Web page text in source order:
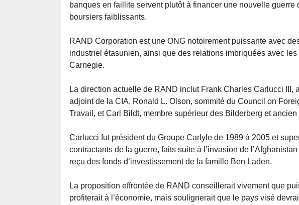
banques en faillite servent plutôt à financer une nouvelle guerre
boursiers faiblissants.
RAND Corporation est une ONG notoirement puissante avec
industriel étasunien, ainsi que des relations imbriquées avec
Carnegie.
La direction actuelle de RAND inclut Frank Charles Carlucci III,
adjoint de la CIA, Ronald L. Olson, sommité du Council on
Travail, et Carl Bildt, membre supérieur des Bilderberg et
Carlucci fut président du Groupe Carlyle de 1989 à 2005 et
contractants de la guerre, faits suite à l’invasion de
reçu des fonds d’investissement de la famille Ben Laden.
La proposition effrontée de RAND conseillerait vivement que
profiterait à l’économie, mais soulignerait que le pays visé